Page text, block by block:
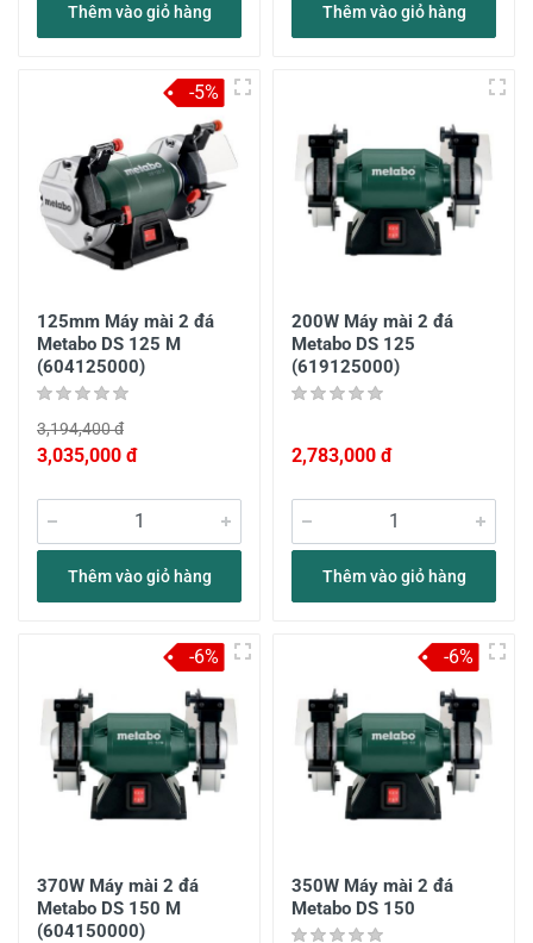
Thêm vào giỏ hàng Thêm vào giỏ hàng
125mm Máy mài 2 đá
Metabo DS 125 M
(604125000)
3,194,400 đ
3,035,000 đ
Thêm vào giỏ hàng
-5%
200W Máy mài 2 đá
Metabo DS 125
(619125000)
2,783,000 đ
Thêm vào giỏ hàng
370W Máy mài 2 đá
Metabo DS 150 M
(604150000)
-6%
350W Máy mài 2 đá
Metabo DS 150
-6%